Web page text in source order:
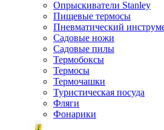
Опрыскиватели Stanley
Пищевые термосы
Пневматический
Садовые ножи
Садовые пилы
Термобоксы
Термосы
Термочашки
Туристическая посуда
Фляги
Фонарики